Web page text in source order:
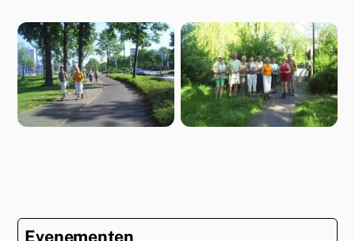
Evenementen